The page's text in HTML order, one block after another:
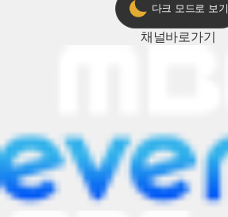
다크 모드로 보기
채널바로가기